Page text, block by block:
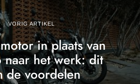
VORIG ARTIKEL
in plaats van
naar het werk: dit
de voordelen